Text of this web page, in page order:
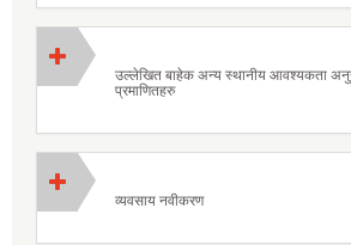
उल्लेखित बाहेक अन्य स्थानीय आवश्यकता
प्रमाणितहरु
व्यवसाय नवीकरण